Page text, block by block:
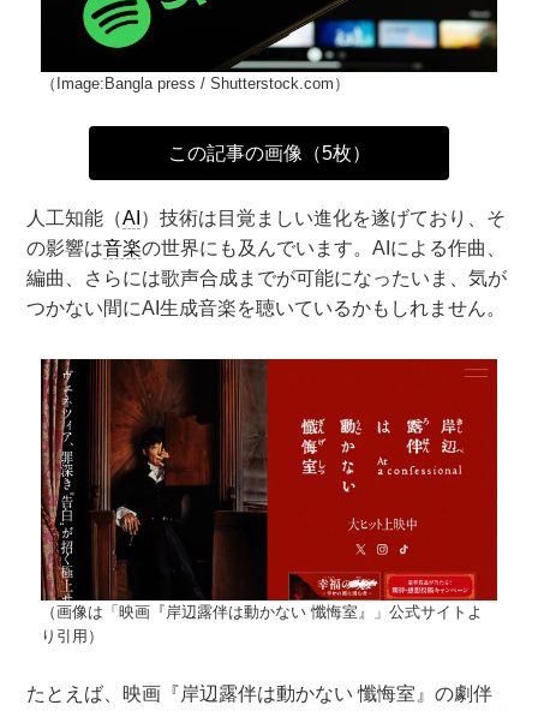
（Image:Bangla press / Shutterstock.com）
この記事の画像（5枚）
人工知能（AI ）技術は目覚ましい進化を遂げており、そ
の影響は音楽の世界にも及んでいます。AIによる作曲、
編曲、さらには歌声合成までが可能になったいま、気が
つかない間にAI生成音楽を聴いているかもしれません。
（画像は「映画『岸辺露伴は動かない 懺悔室』」公式サイトよ
り引用）
たとえば、映画『岸辺露伴は動かない 懺悔室』の劇伴